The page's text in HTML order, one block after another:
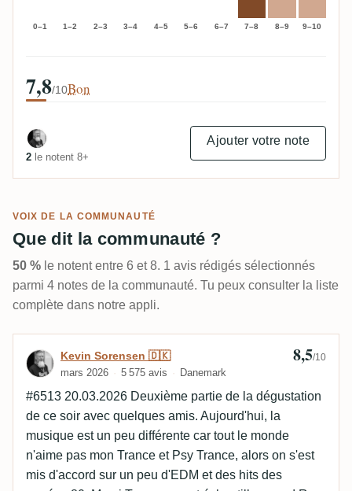
0–1 1–2 2–3 3–4 4–5 5–6 6–7 7–8 8–9 9–10
7,8/10Bon
2 le notent 8+
Ajouter votre note
VOIX DE LA COMMUNAUTÉ
Que dit la communauté ?
50 % le notent entre 6 et 8. 1 avis rédigés sélectionnés
parmi 4 notes de la communauté. Tu peux consulter la liste
complète dans notre appli.
Avis de Kevin Sorensen 🇩🇰
Kevin Sorensen 🇩🇰
mars 2026 5 575 avis Danemark
8,5/10
#6513 20.03.2026 Deuxième partie de la dégustation
de ce soir avec quelques amis. Aujourd'hui, la
musique est un peu différente car tout le monde
n'aime pas mon Trance et Psy Trance, alors on s'est
mis d'accord sur un peu d'EDM et des hits des